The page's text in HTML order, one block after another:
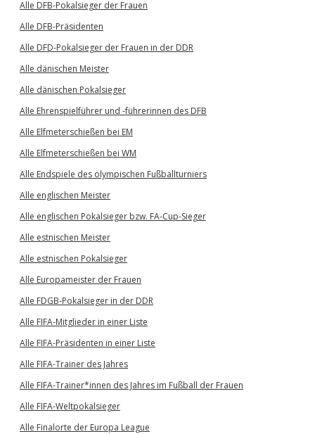
Alle DFB-Pokalsieger der Frauen
Alle DFB-Präsidenten
Alle DFD-Pokalsieger der Frauen in der DDR
Alle dänischen Meister
Alle dänischen Pokalsieger
Alle Ehrenspielführer und -führerinnen des DFB
Alle Elfmeterschießen bei EM
Alle Elfmeterschießen bei WM
Alle Endspiele des olympischen Fußballturniers
Alle englischen Meister
Alle englischen Pokalsieger bzw. FA-Cup-Sieger
Alle estnischen Meister
Alle estnischen Pokalsieger
Alle Europameister der Frauen
Alle FDGB-Pokalsieger in der DDR
Alle FIFA-Mitglieder in einer Liste
Alle FIFA-Präsidenten in einer Liste
Alle FIFA-Trainer des Jahres
Alle FIFA-Trainer*innen des Jahres im Fußball der Frauen
Alle FIFA-Weltpokalsieger
Alle Finalorte der Europa League